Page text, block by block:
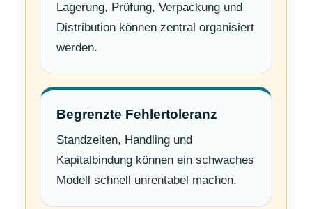
Lagerung, Prüfung, Verpackung und
Distribution können zentral organisiert
werden.
Begrenzte Fehlertoleranz
Standzeiten, Handling und
Kapitalbindung können ein schwaches
Modell schnell unrentabel machen.